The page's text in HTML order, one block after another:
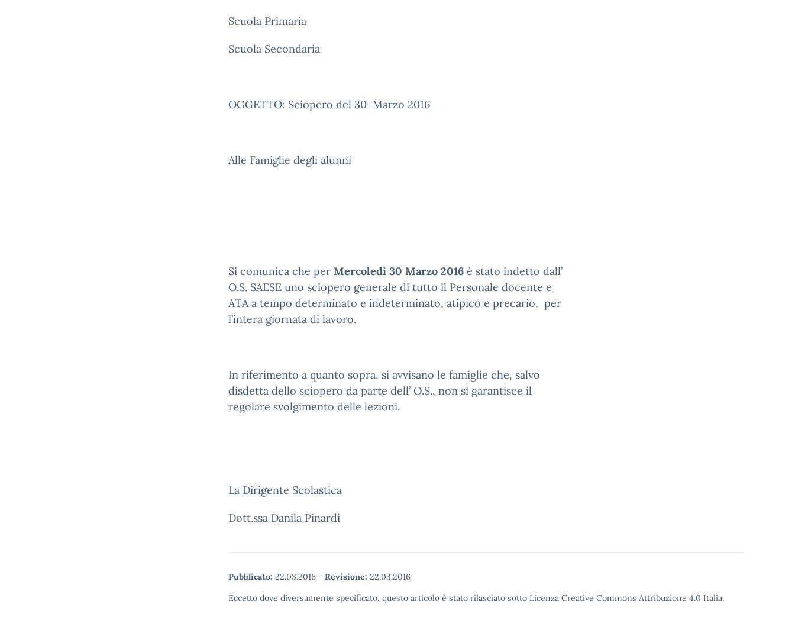
Scuola Primaria
Scuola Secondaria
OGGETTO: Sciopero del 30 Marzo 2016
Alle Famiglie degli alunni
Si comunica che per Mercoledì 30 Marzo 2016 è stato indetto dall’
O.S. SAESE uno sciopero generale di tutto il Personale docente e
ATA a tempo determinato e indeterminato, atipico e precario, per
l’intera giornata di lavoro.
In riferimento a quanto sopra, si avvisano le famiglie che, salvo
disdetta dello sciopero da parte dell’ O.S., non si garantisce il
regolare svolgimento delle lezioni.
La Dirigente Scolastica
Dott.ssa Danila Pinardi
Pubblicato: 22.03.2016 - Revisione: 22.03.2016
Eccetto dove diversamente specificato, questo articolo è stato rilasciato sotto Licenza Creative Commons Attribuzione 4.0 Italia.